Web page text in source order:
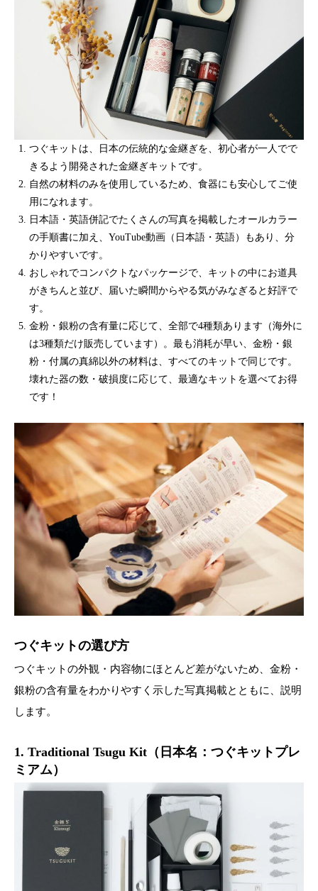
つぐキットは、日本の伝統的な金継ぎを、初心者が一人でで
きるよう開発された金継ぎキットです。
自然の材料のみを使用しているため、食器にも安心してご使
用になれます。
日本語・英語併記でたくさんの写真を掲載したオールカラー
の手順書に加え、YouTube動画（日本語・英語）もあり、分
かりやすいです。
おしゃれでコンパクトなパッケージで、キットの中にお道具
がきちんと並び、届いた瞬間からやる気がみなぎると好評で
す。
金粉・銀粉の含有量に応じて、全部で4種類あります（海外に
は3種類だけ販売しています）。最も消耗が早い、金粉・銀
粉・付属の真綿以外の材料は、すべてのキットで同じです。
壊れた器の数・破損度に応じて、最適なキットを選べてお得
です！
つぐキットの選び方
つぐキットの外観・内容物にほとんど差がないため、金粉・
銀粉の含有量をわかりやすく示した写真掲載とともに、説明
します。
1. Traditional Tsugu Kit（日本名：つぐキットプレ
ミアム）